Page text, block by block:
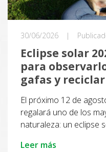
30/06/2026 |
Eclipse solar
para
gafas y
El próximo 12 de
regalará uno de los
naturaleza: un eclipse
Leer más